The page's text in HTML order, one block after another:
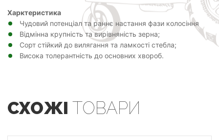
Харктеристика
Чудовий потенціал та раннє настання фази колосіння
Відмінна крупність та вирівняність зерна;
Сорт стійкий до вилягання та ламкості стебла;
Висока толерантність до основних хвороб.
СХОЖІ ТОВАРИ